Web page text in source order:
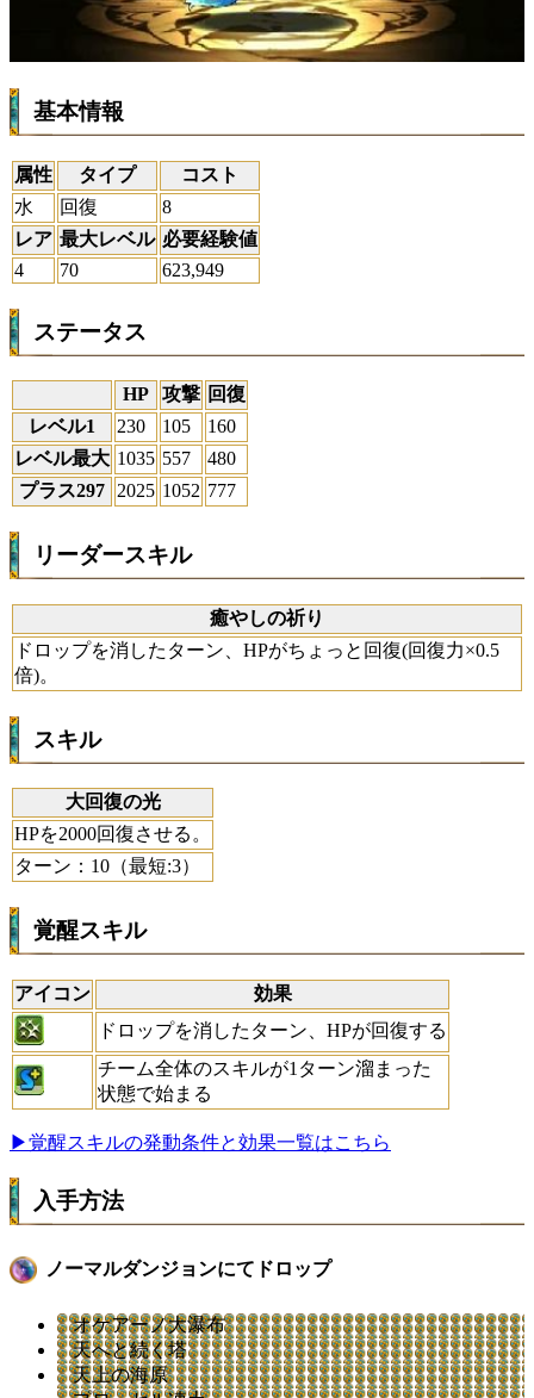
基本情報
属性 タイプ
コスト
水
回復
8
レア 最大レベル 必要経験値
4
70 623,949
ステータス
HP 攻撃 回復
レベル1
230 105
160
レベル最大 1035 557
480
プラス297 2025 1052 777
リーダースキル
癒やしの祈り
ドロップを消したターン、HPがちょっと回復(回復力×0.5
倍)。
スキル
大回復の光
HPを2000回復させる。
ターン：10（最短:3）
覚醒スキル
アイコン
効果
ドロップを消したターン、HPが回復する
チーム全体のスキルが1ターン溜まった
状態で始まる
▶覚醒スキルの発動条件と効果一覧はこちら
入手方法
ノーマルダンジョンにてドロップ
オケアーノ大瀑布
天へと続く塔
天上の海原